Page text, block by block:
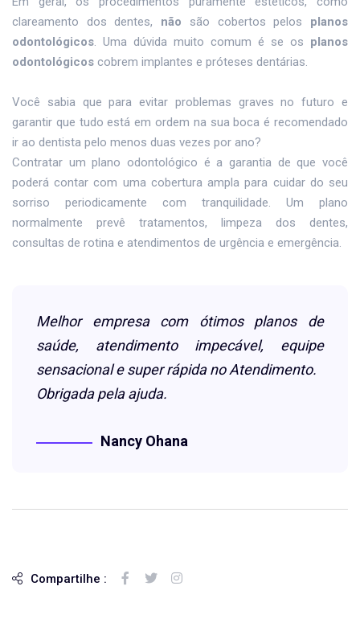
clareamento dos dentes, não são cobertos pelos planos
odontológicos. Uma dúvida muito comum é se os planos
odontológicos cobrem implantes e próteses dentárias.
Você sabia que para evitar problemas graves no futuro e
garantir que tudo está em ordem na sua boca é recomendado
ir ao dentista pelo menos duas vezes por ano?
Contratar um plano odontológico é a garantia de que você
poderá contar com uma cobertura ampla para cuidar do seu
sorriso periodicamente com tranquilidade. Um plano
normalmente prevê tratamentos, limpeza dos dentes,
consultas de rotina e atendimentos de urgência e emergência.
Melhor empresa com ótimos planos de
saúde, atendimento impecável, equipe
sensacional e super rápida no Atendimento.
Obrigada pela ajuda.
Nancy Ohana
Compartilhe :